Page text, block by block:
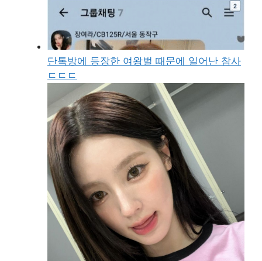
단톡방에 등장한 여왕벌 때문에 일어난 참사
ㄷㄷㄷ